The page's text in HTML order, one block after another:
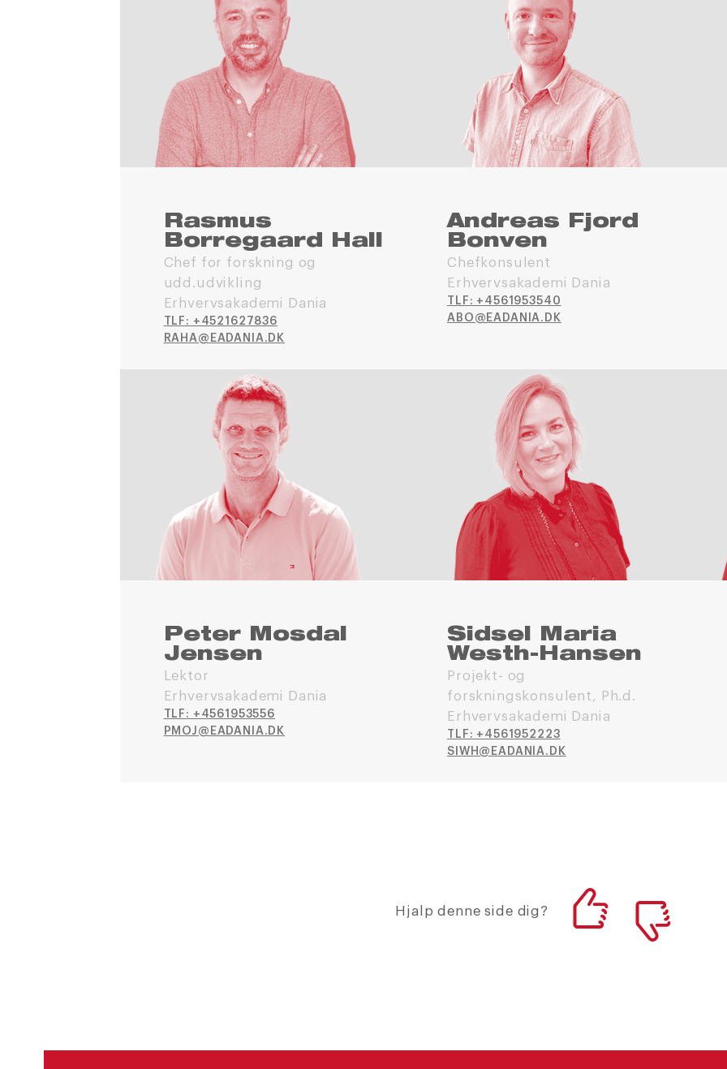
Rasmus
Borregaard Hall
Chef for forskning og
udd.udvikling
Erhvervsakademi Dania
TLF: +4521627836
RAHA@EADANIA.DK
Andreas Fjord
Bonven
Chefkonsulent
Erhvervsakademi Dania
TLF: +4561953540
ABO@EADANIA.DK
Peter Mosdal
Jensen
Lektor
Erhvervsakademi Dania
TLF: +4561953556
PMOJ@EADANIA.DK
Sidsel Maria
Westh-Hansen
Projekt- og
forskningskonsulent, Ph.d.
Erhvervsakademi Dania
TLF: +4561952223
SIWH@EADANIA.DK
Hjalp denne side dig?